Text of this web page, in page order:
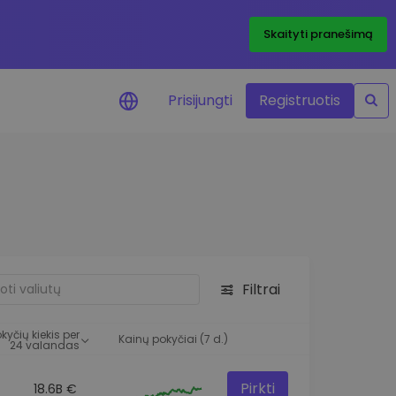
Skaityti pranešimą
Prisijungti Registruotis
Filtrai
kiekis per
24 valandas Kainų pokyčiai (7 d.)
18.6B € Pirkti